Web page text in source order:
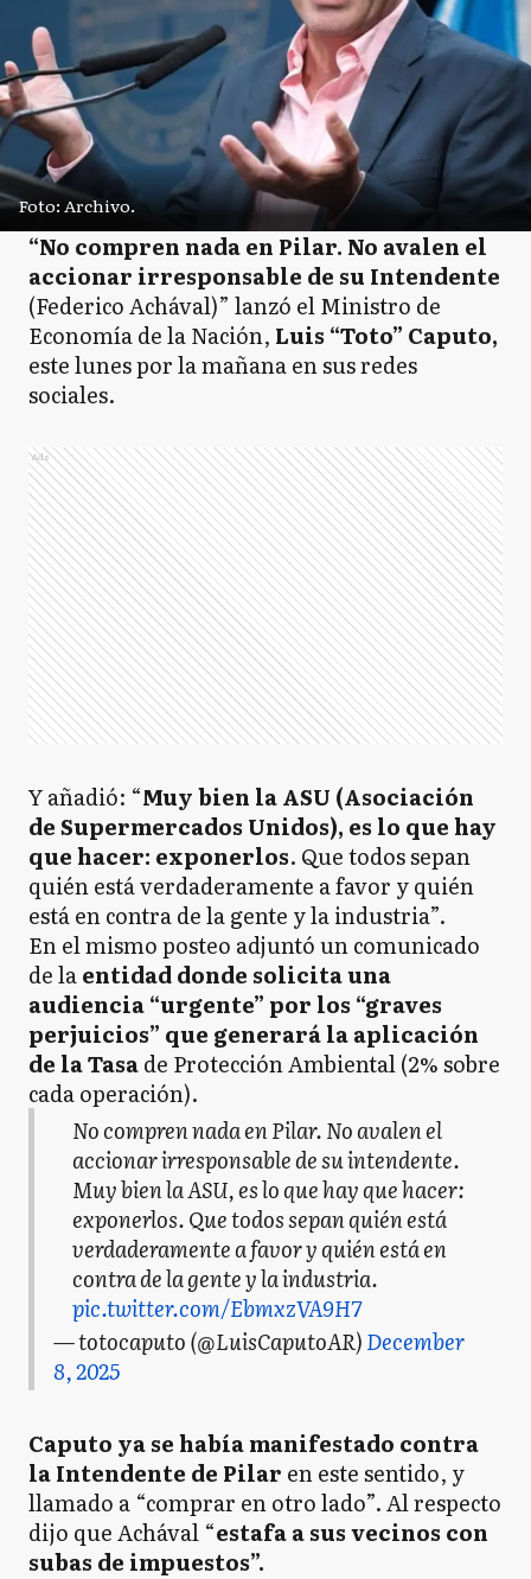
Foto: Archivo.
“No compren nada en Pilar. No avalen el
accionar irresponsable de su Intendente
(Federico Achával)” lanzó el Ministro de
Economía de la Nación, Luis “Toto” Caputo,
este lunes por la mañana en sus redes
sociales.
Ads
Y añadió: “Muy bien la ASU (Asociación
de Supermercados Unidos), es lo que hay
que hacer: exponerlos. Que todos sepan
quién está verdaderamente a favor y quién
está en contra de la gente y la industria”.
En el mismo posteo adjuntó un comunicado
de laentidad donde solicita una
audiencia “urgente” por los “graves
perjuicios” que generará la aplicación
de la Tasade Protección Ambiental (2% sobre
cada operación).
No compren nada en Pilar. No avalen el
accionar irresponsable de su intendente.
Muy bien la ASU, es lo que hay que hacer:
exponerlos. Que todos sepan quién está
verdaderamente a favor y quién está en
contra de la gente y la industria.
pic.twitter.com/EbmxzVA9H7
— totocaputo (@LuisCaputoAR)December
8, 2025
Caputo ya se había manifestado contra
la Intendente de Pilar en este sentido, y
llamado a “comprar en otro lado”. Al respecto
dijo que Achával “estafa a sus vecinos con
subas de impuestos”.